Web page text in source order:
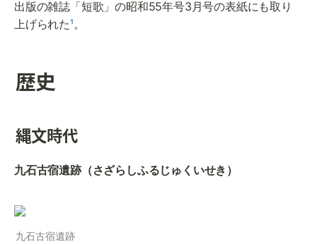
出版の雑誌「短歌」の昭和55年号3月号の表紙にも取り
上げられた¹。
歴史
縄文時代
九石古宿遺跡（さざらしふるじゅくいせき）
九石古宿遺跡